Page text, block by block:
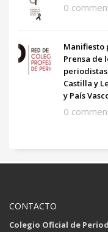
0
Manifiesto
Prensa de
Castilla y
y País
0
CONTACTO
Colegio Oficial de